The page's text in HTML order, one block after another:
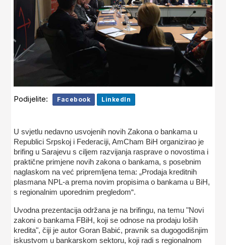
Podijelite: Facebook LinkedIn
U svjetlu nedavno usvojenih novih Zakona o bankama u
Republici Srpskoj i Federaciji, AmCham BiH organizirao je
brifing u Sarajevu s ciljem razvijanja rasprave o novostima i
praktične primjene novih zakona o bankama, s posebnim
naglaskom na već pripremljena tema: „Prodaja kreditnih
plasmana NPL-a prema novim propisima o bankama u BiH,
s regionalnim uporednim pregledom“.
Uvodna prezentacija održana je na brifingu, na temu "Novi
zakoni o bankama FBiH, koji se odnose na prodaju loših
kredita", čiji je autor Goran Babić, pravnik sa dugogodišnjim
iskustvom u bankarskom sektoru, koji radi s regionalnom